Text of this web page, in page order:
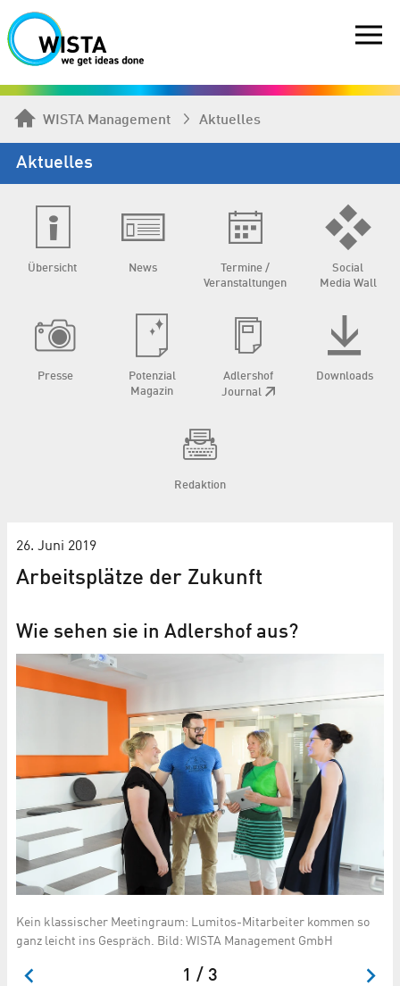
WISTA Management Aktuelles
Aktuelles
Übersicht News
Termine /
Veranstaltungen
Social
Media Wall
Presse
Potenzial
Magazin
Adlershof
Journal
Downloads
Redaktion
26. Juni 2019
Arbeitsplätze der Zukunft
Wie sehen sie in Adlershof aus?
Kein klassischer Meetingraum: Lumitos-Mitarbeiter kommen so
ganz leicht ins Gespräch. Bild: WISTA Management GmbH
1 / 3